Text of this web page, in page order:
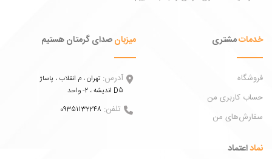
مشتری
کاربری من
من
صدای گرمتان هستیم
آدرس:تهران ، م انقلاب ، پاساژ
تلفن:09351132248